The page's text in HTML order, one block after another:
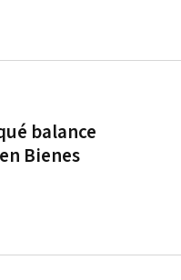
balance
Bienes